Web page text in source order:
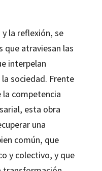
la reflexión, se
que atraviesan las
interpelan
sociedad. Frente
la competencia
esta obra
una
común, que
y colectivo, y que